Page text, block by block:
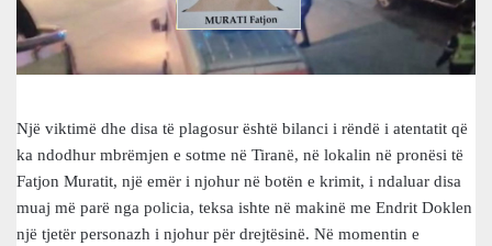
Një viktimë dhe disa të plagosur është bilanci i rëndë i atentatit që
ka ndodhur mbrëmjen e sotme në Tiranë, në lokalin në pronësi të
Fatjon Muratit, një emër i njohur në botën e krimit, i ndaluar disa
muaj më parë nga policia, teksa ishte në makinë me Endrit Doklen
një tjetër personazh i njohur për drejtësinë. Në momentin e